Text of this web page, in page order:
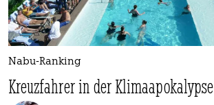
Nabu-Ranking
Kreuzfahrer in der Klimaapokalypse